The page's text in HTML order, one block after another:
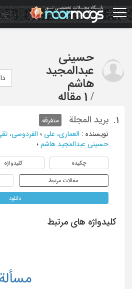
Skip
to
main
حسینی
عبدالمجید
هاشم
/ 1 مقاله
1. برید المجلة
متفرقه
نویسنده : العماری، علی ؛ الفردوسی،
حسینی عبدالمجید هاشم ؛
چکیده کلیدواژه
مقالات مرتبط
دانلود
کلیدواژه های مرتبط
مسألة